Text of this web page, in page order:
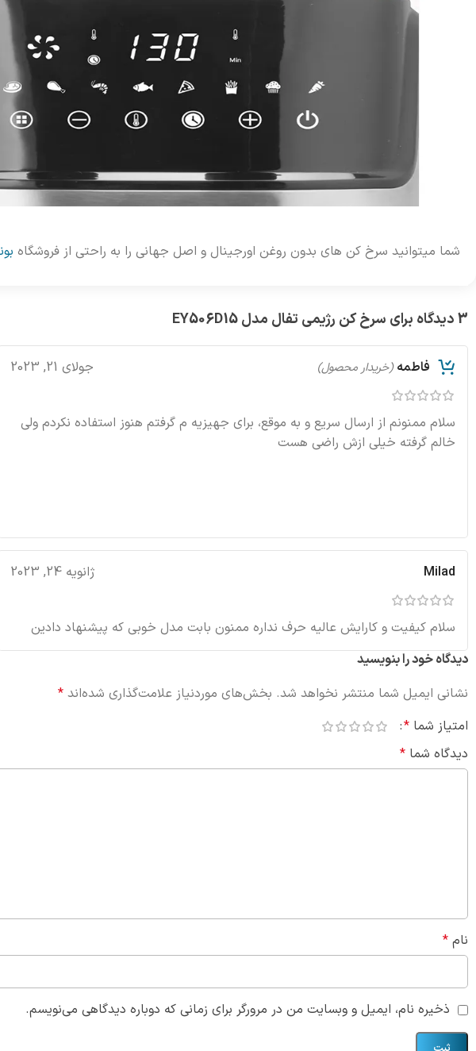
شما میتوانید سرخ کن های بدون روغن اورجینال و اصل جهانی را به راحتی از فروشگاه
3 دیدگاه برای سرخ کن رژیمی تفال مدل EY506D15
فاطمه (خریدار محصول) جولای 21, 2023
سلام ممنونم از ارسال سریع و به موقع، برای جهیزیه م گرفتم هنوز استفاده نکردم ولی
خالم گرفته خیلی ازش راضی هست
Milad ژانویه 24, 2023
سلام کیفیت و کارایش عالیه حرف نداره ممنون بابت مدل خوبی که پیشنهاد دادین
دیدگاه خود را بنویسید
نشانی ایمیل شما منتشر نخواهد شد. بخش‌های موردنیاز علامت‌گذاری شده‌اند *
امتیاز شما *
دیدگاه شما *
نام *
ذخیره نام، ایمیل و وبسایت من در مرورگر برای زمانی که دوباره دیدگاهی می‌نویسم.